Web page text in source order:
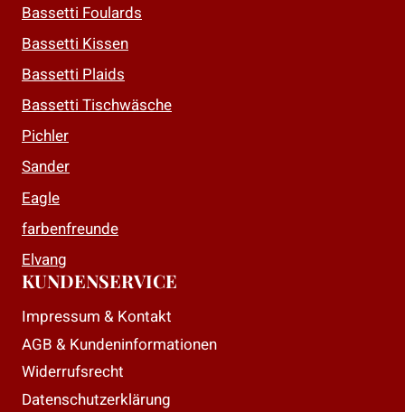
Bassetti Foulards
Bassetti Kissen
Bassetti Plaids
Bassetti Tischwäsche
Pichler
Sander
Eagle
farbenfreunde
Elvang
KUNDENSERVICE
Impressum & Kontakt
AGB & Kundeninformationen
Widerrufsrecht
Datenschutzerklärung